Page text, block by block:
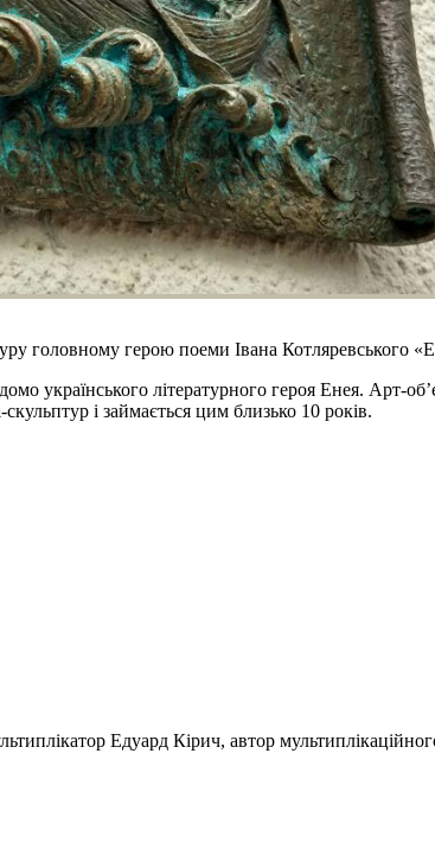
головному герою поеми Івана Котляревського
українського літературного героя Енея. Арт-
і займається цим близько 10 років.
Едуард Кірич, автор